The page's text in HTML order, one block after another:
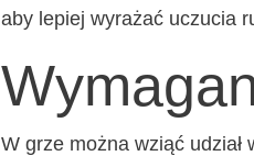
aby lepiej wyra­żać uczu­cia
W grze moż­na wziąć